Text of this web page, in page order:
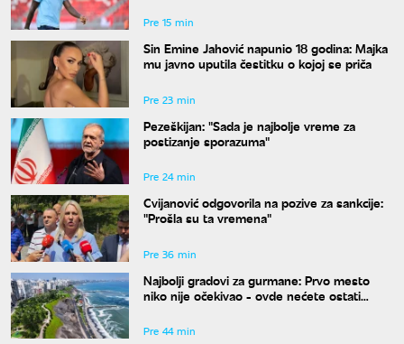
Pre 15 min
Sin Emine Jahović napunio 18 godina: Majka
mu javno uputila čestitku o kojoj se priča
Pre 23 min
Pezeškijan: "Sada je najbolje vreme za
postizanje sporazuma"
Pre 24 min
Cvijanović odgovorila na pozive za sankcije:
"Prošla su ta vremena"
Pre 36 min
Najbolji gradovi za gurmane: Prvo mesto
niko nije očekivao - ovde nećete ostati
Pre 44 min